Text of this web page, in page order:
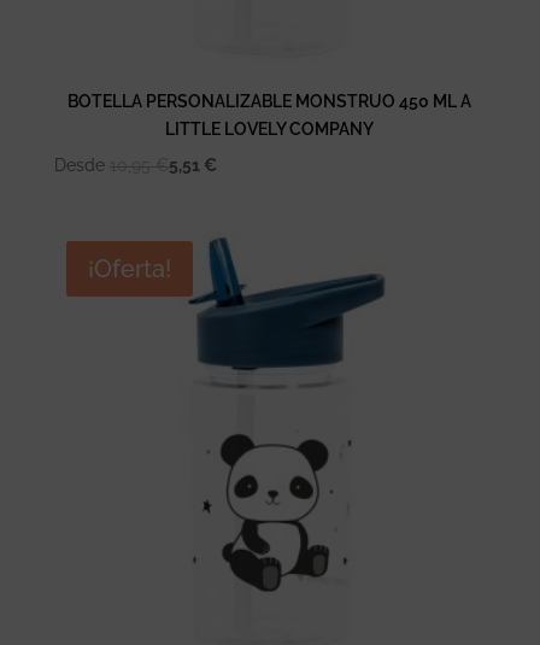
BOTELLA PERSONALIZABLE MONSTRUO 450 ML A
LITTLE LOVELY COMPANY
Desde
5,51 €
¡Oferta!